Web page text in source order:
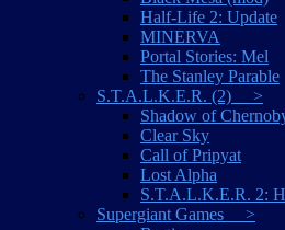
Half-Life 2: Update
MINERVA
Portal Stories: Mel
The Stanley Parable
S.T.A.L.K.E.R. (2) >
Shadow of
Clear Sky
Call of Pripyat
Lost Alpha
S.T.A.L.K.E.R. 2:
Supergiant Games >